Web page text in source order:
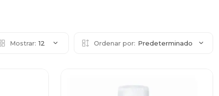
Mostrar: 12 Ordenar por: Predeterminado